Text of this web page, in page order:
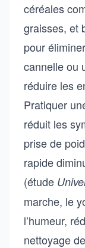
céréales
graisses, et
pour
cannelle ou
réduire les
Pratiquer
réduit les
prise de
rapide
(étude
marche, le
l’humeur,
nettoyage